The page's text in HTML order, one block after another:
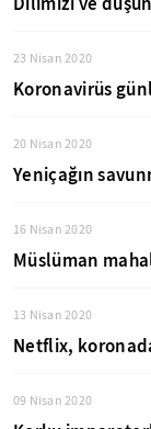
23 Nisan 2020
Koronavirüs
20 Nisan 2020
Yeniçağın
16 Nisan 2020
Müslüman
13 Nisan 2020
Netflix,
09 Nisan 2020